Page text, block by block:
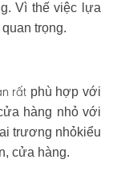
Vì thế việc lựa
trọng.
rất phù hợp với
hàng nhỏ với
trương nhỏkiểu
cửa hàng.